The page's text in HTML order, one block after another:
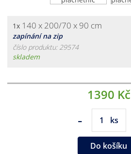
1x 140 x 200/70 x 90 cm
zapínání na zip
číslo produktu: 29574
skladem
1390 Kč
- ks
Do košíku